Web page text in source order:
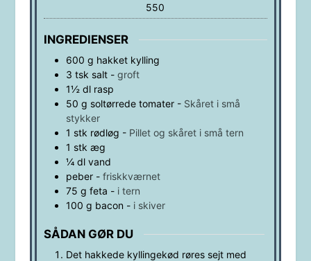
550
INGREDIENSER
600 g hakket kylling
3 tsk salt- groft
1½ dl rasp
50 g soltørrede tomater- Skåret i små
stykker
1 stk rødløg - Pillet og skåret i små tern
1 stk æg
¼ dl vand
peber- friskkværnet
75 g feta - i tern
100 g bacon- i skiver
SÅDAN GØR DU
Det hakkede kyllingekød røres sejt med